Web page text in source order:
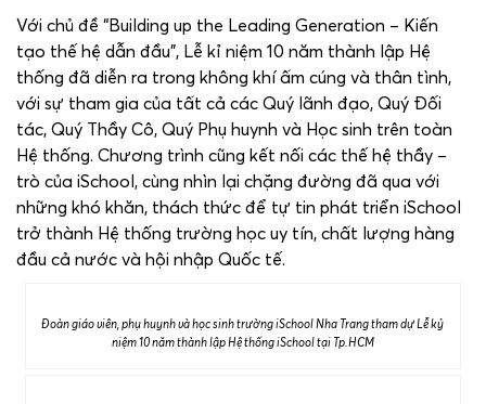
Với chủ đề “Building up the Leading Generation – Kiến
tạo thế hệ dẫn đầu”, Lễ kỉ niệm 10 năm thành lập Hệ
thống đã diễn ra trong không khí ấm cúng và thân tình,
với sự tham gia của tất cả các Quý lãnh đạo, Quý Đối
tác, Quý Thầy Cô, Quý Phụ huynh và Học sinh trên toàn
Hệ thống. Chương trình cũng kết nối các thế hệ thầy –
trò của iSchool, cùng nhìn lại chặng đường đã qua với
những khó khăn, thách thức để tự tin phát triển iSchool
trở thành Hệ thống trường học uy tín, chất lượng hàng
đầu cả nước và hội nhập Quốc tế.
Đoàn giáo viên, phụ huynh và học sinh trường iSchool Nha Trang tham dự Lễ kỷ
niệm 10 năm thành lập Hệ thống iSchool tại Tp.HCM